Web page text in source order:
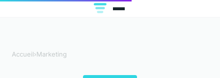
Accueil›Marketing